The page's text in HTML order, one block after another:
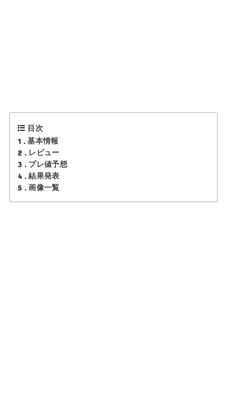
目次
1
基本情報
2 レビュー
3 プレ値予想
4 結果発表
5 画像一覧